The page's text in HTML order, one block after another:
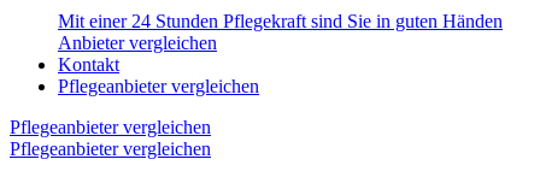
Mit einer 24 Stunden Pflegekraft sind Sie in guten Händen
Anbieter vergleichen
Kontakt
Pflegeanbieter vergleichen
Pflegeanbieter vergleichen
Pflegeanbieter vergleichen